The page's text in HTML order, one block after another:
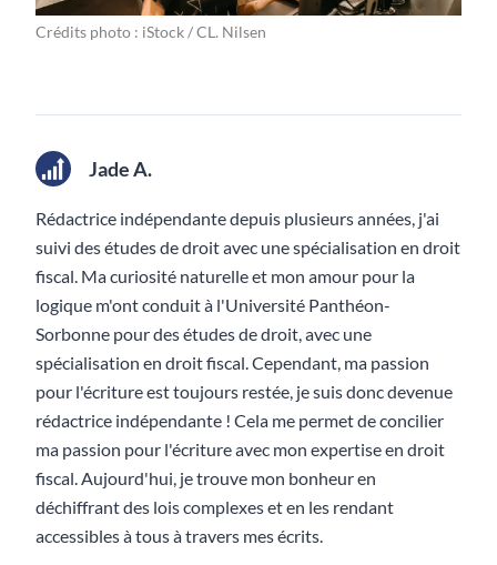
Crédits photo : iStock / CL. Nilsen
Jade A.
Rédactrice indépendante depuis plusieurs années, j'ai
suivi des études de droit avec une spécialisation en droit
fiscal. Ma curiosité naturelle et mon amour pour la
logique m'ont conduit à l'Université Panthéon-
Sorbonne pour des études de droit, avec une
spécialisation en droit fiscal. Cependant, ma passion
pour l'écriture est toujours restée, je suis donc devenue
rédactrice indépendante ! Cela me permet de concilier
ma passion pour l'écriture avec mon expertise en droit
fiscal. Aujourd'hui, je trouve mon bonheur en
déchiffrant des lois complexes et en les rendant
accessibles à tous à travers mes écrits.